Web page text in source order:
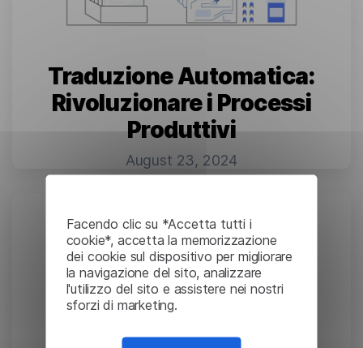
Facendo clic su *Accetta tutti i
cookie*, accetta la memorizzazione
dei cookie sul dispositivo per migliorare
la navigazione del sito, analizzare
l'utilizzo del sito e assistere nei nostri
sforzi di marketing.
Traduzione Automatica:
Rivoluzionare i Processi
Produttivi
August 23, 2024